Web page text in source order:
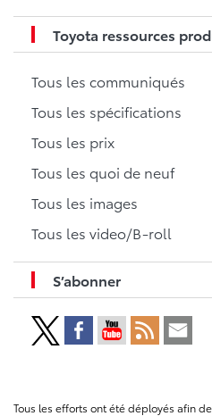
Toyota ressources
Tous les communiqués
Tous les spécifications
Tous les prix
Tous les quoi de neuf
Tous les images
Tous les video/B-roll
S’abonner
Tous les efforts ont été déployés afin